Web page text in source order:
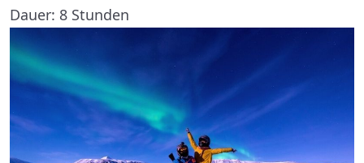
Dauer: 8 Stunden